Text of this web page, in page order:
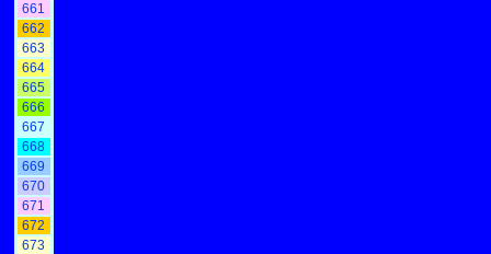
661
662
663
664
665
666
667
668
669
670
671
672
673